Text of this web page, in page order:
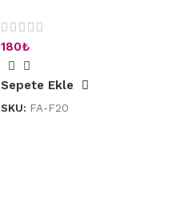
180₺
Sepete Ekle
SKU: FA-F20